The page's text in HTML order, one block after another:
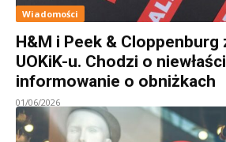
Wiadomości
H&M i Peek &
UOKiK-u. Chodzi o
informowanie o obniżkach
01/06/2026